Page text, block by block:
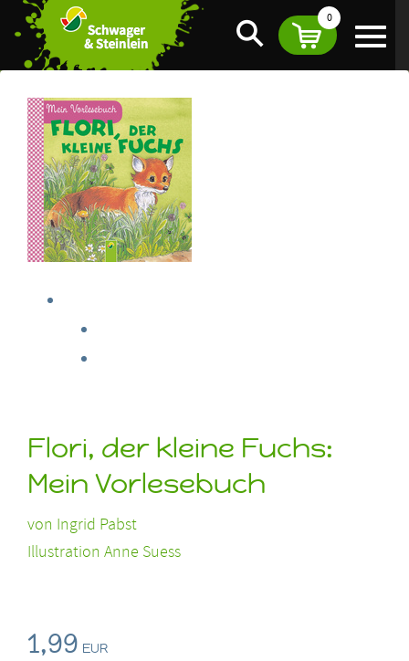
0
Flori, der kleine Fuchs:
Mein Vorlesebuch
von Ingrid Pabst
Illustration Anne Suess
1,99 EUR